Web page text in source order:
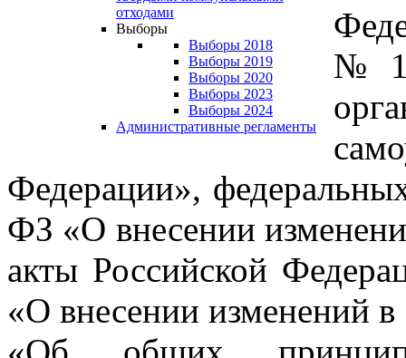
отходами
Выборы
Выборы 2018
Выборы 2019
Выборы 2020
Выборы 2023
Выборы 2024
Административные регламенты
№
Федерации»,
ФЗ «О внесении
акты Российской
«О внесении изменений в